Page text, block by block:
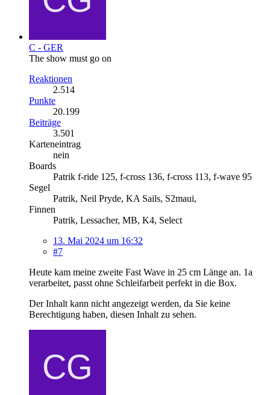
C - GER
The show must go on
Reaktionen
2.514
Punkte
20.199
Beiträge
3.501
Karteneintrag
nein
Boards
Patrik f-ride 125, f-cross 136, f-cross 113, f-wave 95
Segel
Patrik, Neil Pryde, KA Sails, S2maui,
Finnen
Patrik, Lessacher, MB, K4, Select
13. Mai 2024 um 16:32
#7
Heute kam meine zweite Fast Wave in 25 cm Länge an. 1a
verarbeitet, passt ohne Schleifarbeit perfekt in die Box.
Der Inhalt kann nicht angezeigt werden, da Sie keine
Berechtigung haben, diesen Inhalt zu sehen.